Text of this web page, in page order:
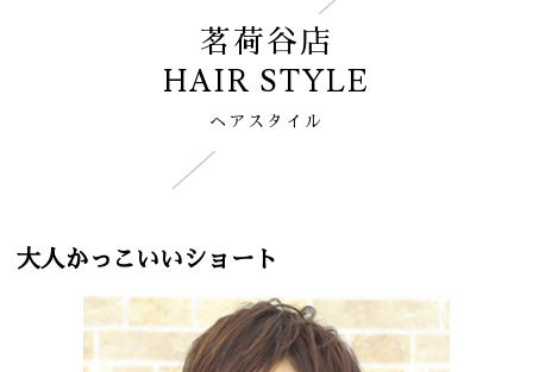
茗荷谷店
HAIR STYLE
ヘアスタイル
大人かっこいいショート